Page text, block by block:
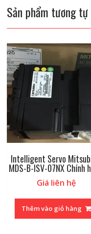
Sản phẩm tương tự
Intelligent Servo
MDS-B-ISV-07NX Chính
Giá liên hệ
Thêm vào giỏ hàng